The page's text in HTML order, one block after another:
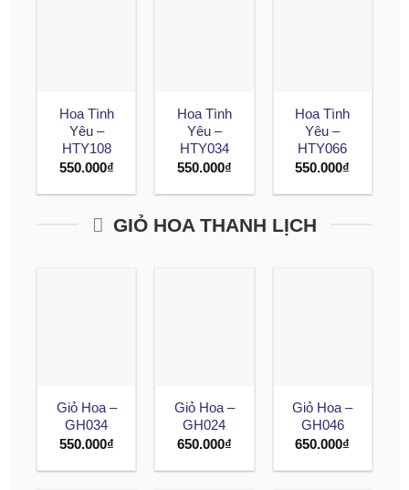
Hoa Tình
Yêu –
HTY108
550.000₫
Hoa Tình
Yêu –
HTY034
550.000₫
Hoa Tình
Yêu –
HTY066
550.000₫
GIỎ HOA THANH LỊCH
Giỏ Hoa –
GH034
550.000₫
Giỏ Hoa –
GH024
650.000₫
Giỏ Hoa –
GH046
650.000₫